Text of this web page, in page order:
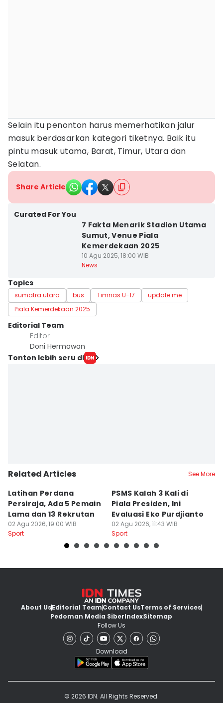
Selain itu penonton harus memerhatikan jalur
masuk berdasarkan kategori tiketnya. Baik itu
pintu masuk utama, Barat, Timur, Utara dan
Selatan.
Share Article
Curated For You
7 Fakta Menarik Stadion Utama
Sumut, Venue Piala
Kemerdekaan 2025
10 Agu 2025, 18:00 WIB
News
Topics
sumatra utara bus Timnas U-17
update me
Piala Kemerdekaan 2025
Editorial Team
Editor
Doni Hermawan
Tonton lebih seru di
Related Articles See More
Latihan Perdana
Persiraja, Ada 5 Pemain
Lama dan 13 Rekrutan
02 Agu 2026, 19:00 WIB
Sport
PSMS Kalah 3 Kali di
Piala Presiden, Ini
Evaluasi Eko Purdjianto
02 Agu 2026, 11:43 WIB
Sport
About UsEditorial TeamContact UsTerms of Services
Pedoman Media SiberIndexSitemap
Follow Us
Download
© 2026 IDN. All Rights Reserved.